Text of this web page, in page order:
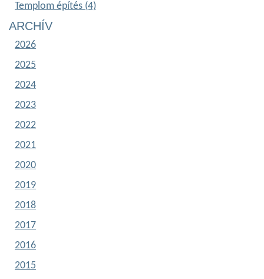
Templom építés (4)
ARCHÍV
2026
2025
2024
2023
2022
2021
2020
2019
2018
2017
2016
2015